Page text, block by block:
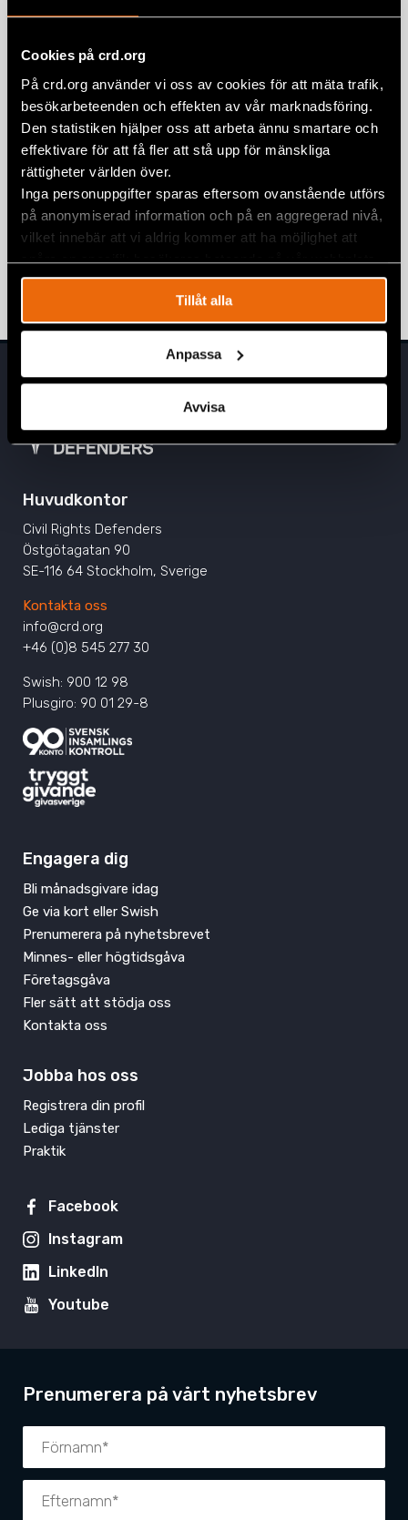
Cookies på crd.org
På crd.org använder vi oss av cookies för att mäta trafik,
besökarbeteenden och effekten av vår marknadsföring.
Den statistiken hjälper oss att arbeta ännu smartare och
effektivare för att få fler att stå upp för mänskliga
rättigheter världen över.
Inga personuppgifter sparas eftersom ovanstående utförs
på anonymiserad information och på en aggregerad nivå,
vilket innebär att vi aldrig kommer att ha möjlighet att
spåra en specifik besökares beteende på vår webbplats.
Tillåt alla
Anpassa
Avvisa
EUROPA,TURKIET,UTTALANDEN 21 maj 2024
Gemensamt uttalande: Turkiets
behandling av hbtqi+ personer och
människorättsförsvarare, efter
publiceringen av den Europeiska
kommissionens utvidgningspaket
EUROPA, TURKIET,UTTALANDEN
Intervju med Murat Çelikkan: ”Det här
är ett historiskt ögonblick för att
kunna skapa förändring”
Huvudkontor
Civil Rights Defenders
Östgötagatan 90
SE-116 64 Stockholm, Sverige
Kontakta oss
info@crd.org
+46 (0)8 545 277 30
Swish: 900 12 98
Plusgiro: 90 01 29-8
Engagera dig
Bli månadsgivare idag
Ge via kort eller Swish
Prenumerera på nyhetsbrevet
Minnes- eller högtidsgåva
Företagsgåva
Fler sätt att stödja oss
Kontakta oss
Jobba hos oss
Registrera din profil
Lediga tjänster
Praktik
Facebook
Instagram
LinkedIn
Youtube
Prenumerera på vårt nyhetsbrev